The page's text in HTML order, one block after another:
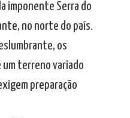
imponente Serra do
no norte do país.
os
terreno variado
preparação